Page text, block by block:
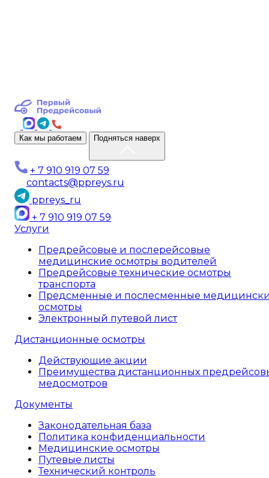
Как мы работаем Подняться наверх
+ 7 910 919 07 59
contacts@ppreys.ru
ppreys_ru
+ 7 910 919 07 59
Услуги
Предрейсовые и послерейсовые
медицинские осмотры водителей
Предрейсовые технические осмотры
транспорта
Предсменные и послесменные
осмотры
Электронный путевой лист
Дистанционные осмотры
Действующие акции
Преимущества дистанционных
медосмотров
Документы
Законодательная база
Политика конфиденциальности
Медицинские осмотры
Путевые листы
Технический контроль